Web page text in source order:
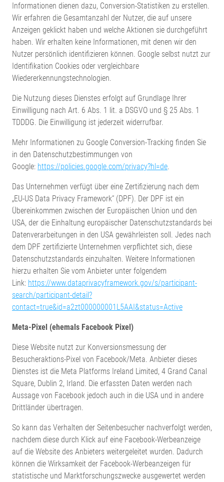
Informationen dienen dazu, Conversion-Statistiken zu erstellen.
Wir erfahren die Gesamtanzahl der Nutzer, die auf unsere
Anzeigen geklickt haben und welche Aktionen sie durchgeführt
haben. Wir erhalten keine Informationen, mit denen wir den
Nutzer persönlich identifizieren können. Google selbst nutzt zur
Identifikation Cookies oder vergleichbare
Wiedererkennungstechnologien.
Die Nutzung dieses Dienstes erfolgt auf Grundlage Ihrer
Einwilligung nach Art. 6 Abs. 1 lit. a DSGVO und § 25 Abs. 1
TDDDG. Die Einwilligung ist jederzeit widerrufbar.
Mehr Informationen zu Google Conversion-Tracking finden Sie
in den Datenschutzbestimmungen von
Google: https://policies.google.com/privacy?hl=de.
Das Unternehmen verfügt über eine Zertifizierung nach dem
„EU-US Data Privacy Framework“ (DPF). Der DPF ist ein
Übereinkommen zwischen der Europäischen Union und den
USA, der die Einhaltung europäischer Datenschutzstandards bei
Datenverarbeitungen in den USA gewährleisten soll. Jedes nach
dem DPF zertifizierte Unternehmen verpflichtet sich, diese
Datenschutzstandards einzuhalten. Weitere Informationen
hierzu erhalten Sie vom Anbieter unter folgendem
Link: https://www.dataprivacyframework.gov/s/participant-
search/participant-detail?
contact=true&id=a2zt000000001L5AAI&status=Active
Meta-Pixel (ehemals Facebook Pixel)
Diese Website nutzt zur Konversionsmessung der
Besucheraktions-Pixel von Facebook/Meta. Anbieter dieses
Dienstes ist die Meta Platforms Ireland Limited, 4 Grand Canal
Square, Dublin 2, Irland. Die erfassten Daten werden nach
Aussage von Facebook jedoch auch in die USA und in andere
Drittländer übertragen.
So kann das Verhalten der Seitenbesucher nachverfolgt werden,
nachdem diese durch Klick auf eine Facebook-Werbeanzeige
auf die Website des Anbieters weitergeleitet wurden. Dadurch
können die Wirksamkeit der Facebook-Werbeanzeigen für
statistische und Marktforschungszwecke ausgewertet werden